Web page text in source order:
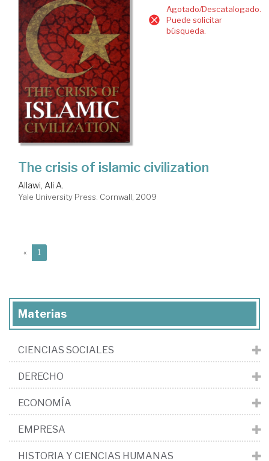
Agotado/Descatalogado.
Puede solicitar
búsqueda.
The crisis of islamic civilization
Allawi, Ali A.
Yale University Press. Cornwall, 2009
« 1
Materias
CIENCIAS SOCIALES
DERECHO
ECONOMÍA
EMPRESA
HISTORIA Y CIENCIAS HUMANAS